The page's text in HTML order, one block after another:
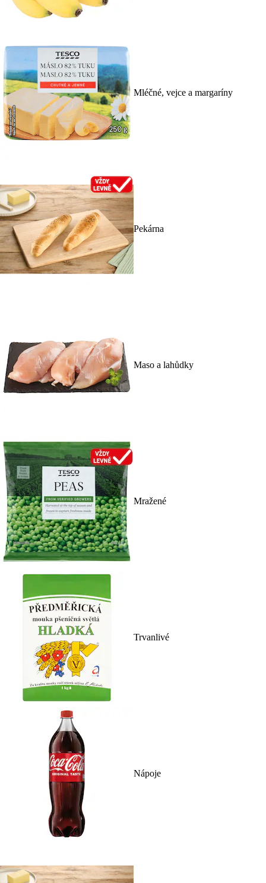
Mléčné, vejce a margaríny
Pekárna
Maso a lahůdky
Mražené
Trvanlivé
Nápoje